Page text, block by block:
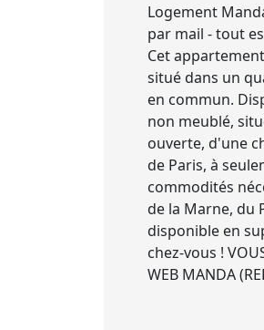
Logement
par mail - tout
Cet
situé dans un
en commun.
non meublé,
ouverte, d'une
de Paris, à
commodités
de la Marne, du
disponible en
chez-vous !
WEB MANDA